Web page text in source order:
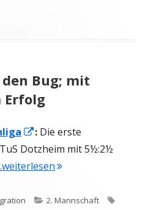
den Bug; mit
Erfolg
In
neuem
Fenster
: Die erste
Dotzheim mit 5½:2½
"BZO: Schuss vor
Kategorien
2. Mannschaft